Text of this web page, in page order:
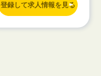
登録して求人情報を見る